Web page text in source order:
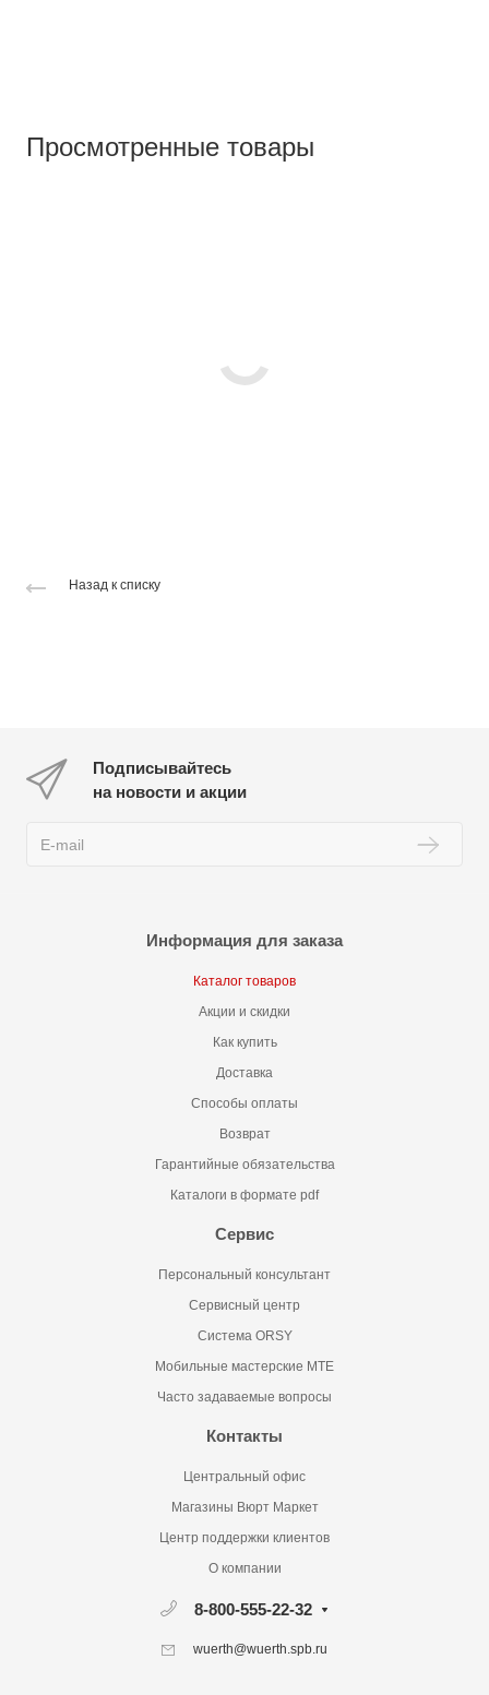
Просмотренные товары
Назад к списку
Подписывайтесь
на новости и акции
Информация для заказа
Каталог товаров
Акции и скидки
Как купить
Доставка
Способы оплаты
Возврат
Гарантийные обязательства
Каталоги в формате pdf
Сервис
Персональный консультант
Сервисный центр
Система ORSY
Мобильные мастерские MTE
Часто задаваемые вопросы
Контакты
Центральный офис
Магазины Вюрт Маркет
Центр поддержки клиентов
О компании
8-800-555-22-32
wuerth@wuerth.spb.ru